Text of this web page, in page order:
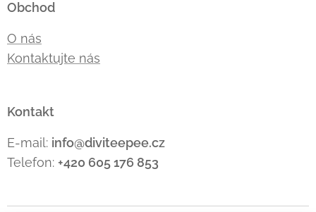
Obchod
O nás
Kontaktujte nás
Kontakt
E-mail: info@diviteepee.cz
Telefon: +420 605 176 853